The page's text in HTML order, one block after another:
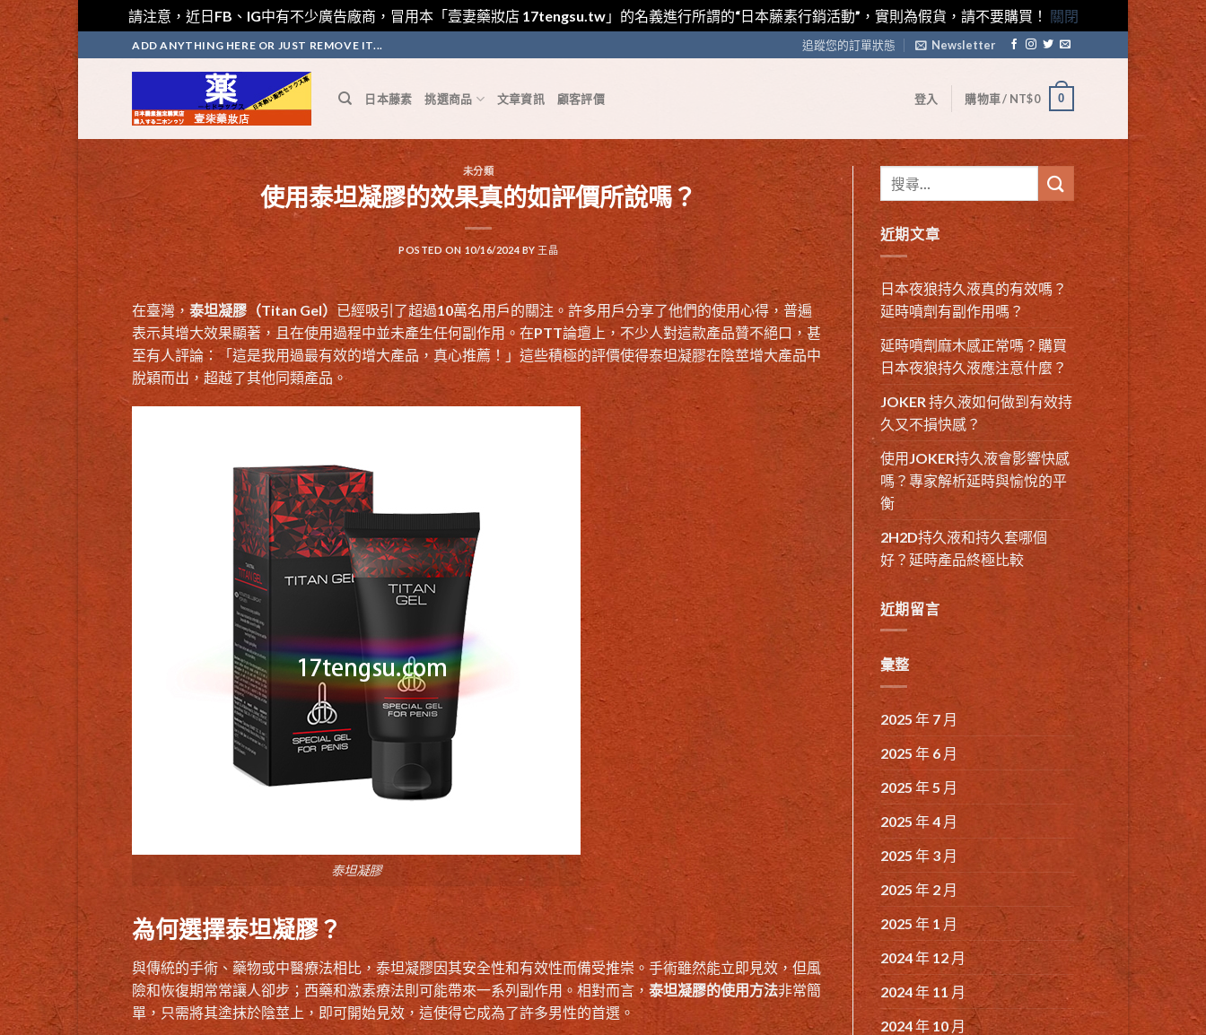
請注意，近日FB、IG中有不少廣告廠商，冒用本「壹妻藥妝店 17tengsu.tw」的名義進行所謂的“日本藤素行銷活動”，實則為假貨，請不要購買！ 關閉
to
ADD ANYTHING HERE OR JUST REMOVE IT... 追蹤您的訂單狀態 Newsletter
日本藤素 挑選商品 文章資訊 顧客評價 登入 購物車 / NT$0 0
未分類
使用泰坦凝膠的效果真的如評價所說嗎？
POSTED ON 10/16/2024 BY 王晶
在臺灣， 泰坦凝膠（Titan Gel） 已經吸引了超過10萬名用戶的關注。許多用戶分享了他們的使用心得，普遍
表示其增大效果顯著，且在使用過程中並未產生任何副作用。在PTT論壇上，不少人對這款產品贊不絕口，甚
至有人評論：「這是我用過最有效的增大產品，真心推薦！」這些積極的評價使得泰坦凝膠在陰莖增大產品中
脫穎而出，超越了其他同類產品。
泰坦凝膠
為何選擇泰坦凝膠？
與傳統的手術、藥物或中醫療法相比，泰坦凝膠因其安全性和有效性而備受推崇。手術雖然能立即見效，但風
險和恢復期常常讓人卻步；西藥和激素療法則可能帶來一系列副作用。相對而言，泰坦凝膠的使用方法非常簡
單，只需將其塗抹於陰莖上，即可開始見效，這使得它成為了許多男性的首選。
近期文章
日本夜狼持久液真的有效嗎？
延時噴劑有副作用嗎？
延時噴劑麻木感正常嗎？購買
日本夜狼持久液應注意什麼？
JOKER 持久液如何做到有效持
久又不損快感？
使用JOKER持久液會影響快感
嗎？專家解析延時與愉悅的平
衡
2H2D持久液和持久套哪個
好？延時產品終極比較
近期留言
彙整
2025 年 7 月
2025 年 6 月
2025 年 5 月
2025 年 4 月
2025 年 3 月
2025 年 2 月
2025 年 1 月
2024 年 12 月
2024 年 11 月
2024 年 10 月